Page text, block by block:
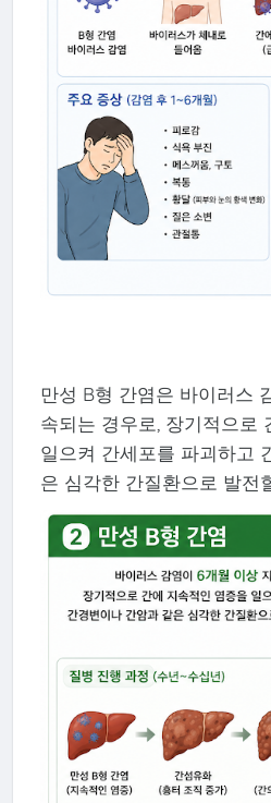
만성 B형 간염은 바이러스
속되는 경우로, 장기적으로
일으켜 간세포를 파괴하고
은 심각한 간질환으로 발전